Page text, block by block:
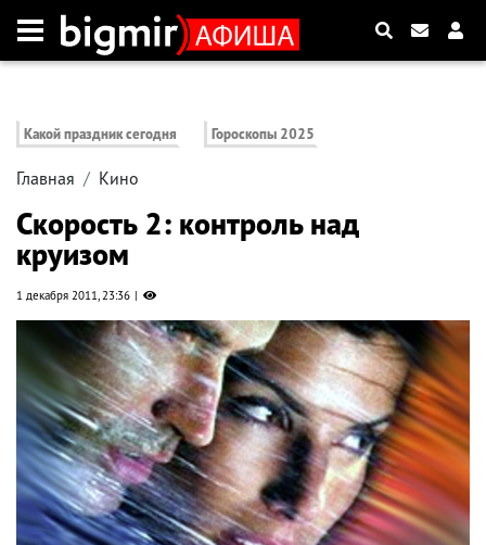
Какой праздник сегодня Гороскопы 2025
Главная Кино
Скорость 2: контроль над
круизом
1 декабря 2011, 23:36